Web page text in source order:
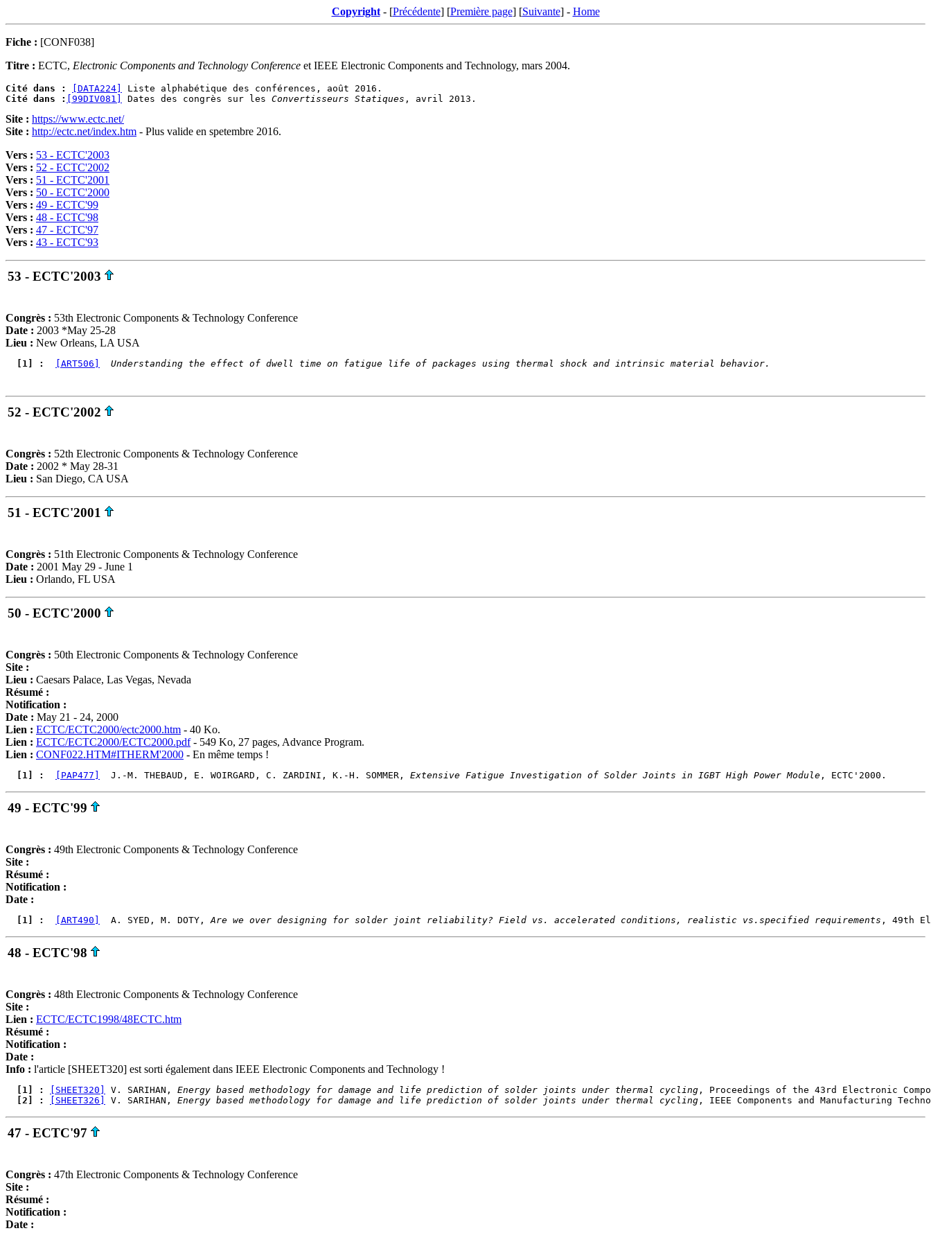
Copyright- [Précédente] [Première page] [Suivante] - Home
Fiche : [CONF038]
Titre : ECTC, Electronic Components and Technology Conference et IEEE Electronic Components and Technology, mars 2004.
Cité dans : [DATA224]
Cité dans :
[99DIV081] Dates des congrès sur les Convertisseurs Statiques
Site : https://www.ectc.net/
Site : http://ectc.net/index.htm - Plus valide en spetembre 2016.
Vers : 53 - ECTC'2003
Vers : 52 - ECTC'2002
Vers : 51 - ECTC'2001
Vers : 50 - ECTC'2000
Vers : 49 - ECTC'99
Vers : 48 - ECTC'98
Vers : 47 - ECTC'97
Vers : 43 - ECTC'93
53 - ECTC'2003
Congrès : 53th Electronic Components & Technology Conference
Date : 2003 *May 25-28
Lieu : New Orleans, LA USA
  [1] :
[ART506] Understanding the effect of dwell time on fatigue life of packages using thermal shock and intrinsic material behavior.
52 - ECTC'2002
Congrès : 52th Electronic Components & Technology Conference
Date : 2002 * May 28-31
Lieu : San Diego, CA USA
51 - ECTC'2001
Congrès : 51th Electronic Components & Technology Conference
Date : 2001 May 29 - June 1
Lieu : Orlando, FL USA
50 - ECTC'2000
Congrès : 50th Electronic Components & Technology Conference
Site :
Lieu : Caesars Palace, Las Vegas, Nevada
Résumé :
Notification :
Date : May 21 - 24, 2000
Lien : ECTC/ECTC2000/ectc2000.htm - 40 Ko.
Lien : ECTC/ECTC2000/ECTC2000.pdf- 549 Ko, 27 pages, Advance Program.
Lien : CONF022.HTM#ITHERM'2000 - En même temps !
  [1] :
[PAP477]
  J.-M. THEBAUD, E. WOIRGARD, C. ZARDINI, K.-H. SOMMER,
Extensive Fatigue Investigation of Solder Joints in IGBT High Power Module
49 - ECTC'99
Congrès : 49th Electronic Components & Technology Conference
Site :
Résumé :
Notification :
Date :
  [1] :
[ART490]
  A. SYED, M. DOTY,
Are we over designing for solder joint reliability? Field vs. accelerated conditions, realistic vs.specified requirements
48 - ECTC'98
Congrès : 48th Electronic Components & Technology Conference
Site :
Lien : ECTC/ECTC1998/48ECTC.htm
Résumé :
Notification :
Date :
Info : l'article [SHEET320] est sorti également dans IEEE Electronic Components and Technology !
  [1] :
[SHEET320] V. SARIHAN, Energy based methodology for damage and life prediction of solder joints under thermal cycling
  [2] :
[SHEET326] V. SARIHAN, Energy based methodology for damage and life prediction of solder joints under thermal cycling
47 - ECTC'97
Congrès : 47th Electronic Components & Technology Conference
Site :
Résumé :
Notification :
Date :